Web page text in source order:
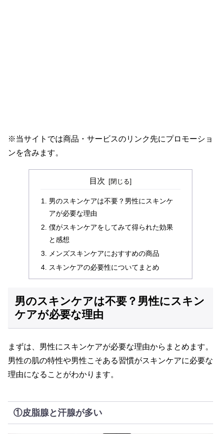
※当サイトでは商品・サービスのリンク先にプロモーショ
ンを含みます。
目次
男のスキンケアは不要？男性にスキンケ
アが必要な理由
僕がスキンケアをしてみて得られた効果
と感想
メンズスキンケアにおすすめの商品
スキンケアの必要性についてまとめ
男のスキンケアは不要？男性にスキン
ケアが必要な理由
まずは、男性にスキンケアが必要な理由からまとめます。
男性の肌の特性や男性こそある習慣がスキンケアに必要な
理由になることがわかります。
①皮脂腺と汗腺が多い